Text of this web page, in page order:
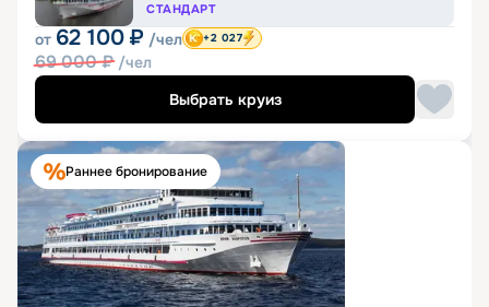
СТАНДАРТ
от 62 100 ₽ /чел
69 000₽ /чел
+2 027
Выбрать круиз
Раннее бронирование